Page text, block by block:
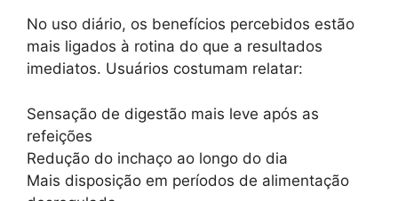
No uso diário, os benefícios percebidos estão
mais ligados à rotina do que a resultados
imediatos. Usuários costumam relatar:
Sensação de digestão mais leve após as
refeições
Redução do inchaço ao longo do dia
Mais disposição em períodos de alimentação